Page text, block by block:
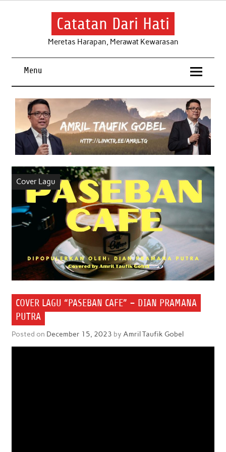
Skip
Catatan Dari Hati
Meretas Harapan, Merawat Kewarasan
Menu
Cover Lagu
COVER LAGU “PASEBAN CAFE” – DIAN PRAMANA
PUTRA
Posted on December 15, 2023 by Amril Taufik Gobel